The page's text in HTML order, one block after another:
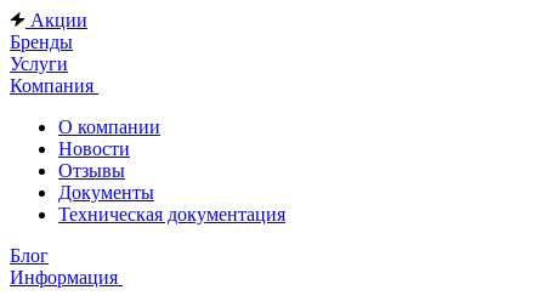
Акции
Бренды
Услуги
Компания
О компании
Новости
Отзывы
Документы
Техническая документация
Блог
Информация